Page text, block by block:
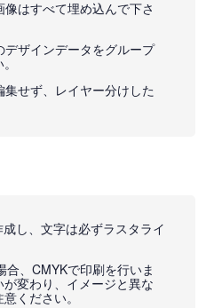
はすべて埋め込んで下さ
ザインデータをグループ
せず、レイヤー分けした
し、文字は必ずラスタライ
、CMYKで印刷を行いま
変わり、イメージと異な
ください。